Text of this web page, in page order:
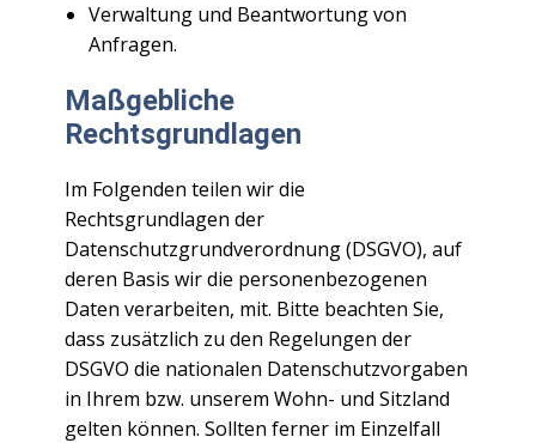
Verwaltung und Beantwortung von
Anfragen.
Maßgebliche
Rechtsgrundlagen
Im Folgenden teilen wir die
Rechtsgrundlagen der
Datenschutzgrundverordnung (DSGVO), auf
deren Basis wir die personenbezogenen
Daten verarbeiten, mit. Bitte beachten Sie,
dass zusätzlich zu den Regelungen der
DSGVO die nationalen Datenschutzvorgaben
in Ihrem bzw. unserem Wohn- und Sitzland
gelten können. Sollten ferner im Einzelfall